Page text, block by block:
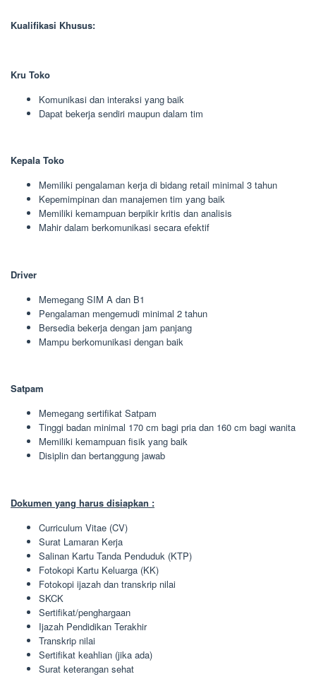
Kualifikasi Khusus:
Kru Toko
Komunikasi dan interaksi yang baik
Dapat bekerja sendiri maupun dalam tim
Kepala Toko
Memiliki pengalaman kerja di bidang retail minimal 3 tahun
Kepemimpinan dan manajemen tim yang baik
Memiliki kemampuan berpikir kritis dan analisis
Mahir dalam berkomunikasi secara efektif
Driver
Memegang SIM A dan B1
Pengalaman mengemudi minimal 2 tahun
Bersedia bekerja dengan jam panjang
Mampu berkomunikasi dengan baik
Satpam
Memegang sertifikat Satpam
Tinggi badan minimal 170 cm bagi pria dan 160 cm bagi wanita
Memiliki kemampuan fisik yang baik
Disiplin dan bertanggung jawab
Dokumen yang harus disiapkan :
Curriculum Vitae (CV)
Surat Lamaran Kerja
Salinan Kartu Tanda Penduduk (KTP)
Fotokopi Kartu Keluarga (KK)
Fotokopi ijazah dan transkrip nilai
SKCK
Sertifikat/penghargaan
Ijazah Pendidikan Terakhir
Transkrip nilai
Sertifikat keahlian (jika ada)
Surat keterangan sehat